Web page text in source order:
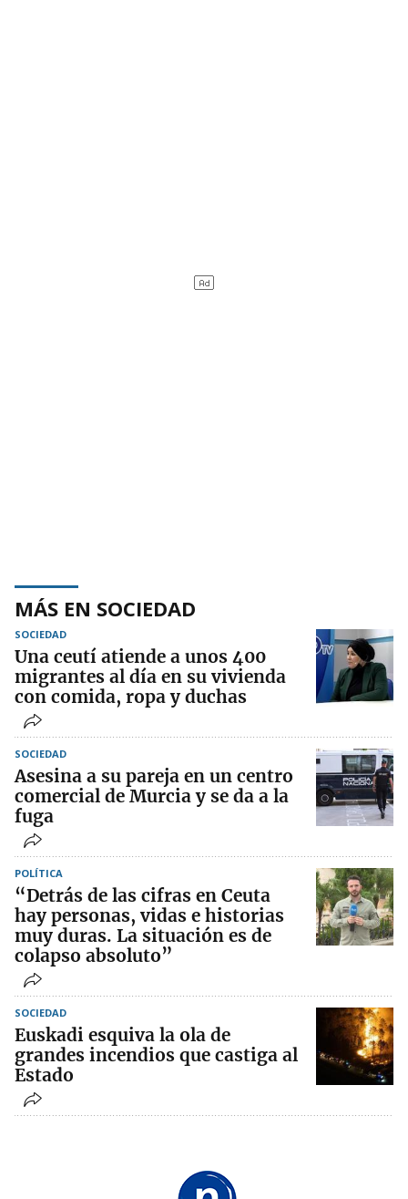
MÁS EN SOCIEDAD
SOCIEDAD
Una ceutí atiende a unos 400
migrantes al día en su vivienda
con comida, ropa y duchas
SOCIEDAD
Asesina a su pareja en un centro
comercial de Murcia y se da a la
fuga
POLÍTICA
“Detrás de las cifras en Ceuta
hay personas, vidas e historias
muy duras. La situación es de
colapso absoluto”
SOCIEDAD
Euskadi esquiva la ola de
grandes incendios que castiga al
Estado